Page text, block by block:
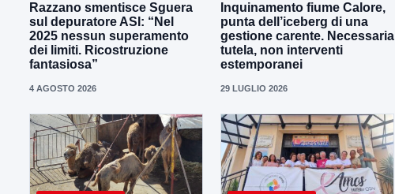
Razzano smentisce Sguera
sul depuratore ASI: “Nel
2025 nessun superamento
dei limiti. Ricostruzione
fantasiosa”
4 AGOSTO 2026
Inquinamento fiume Calore,
punta dell’iceberg di una
gestione carente. Necessaria
tutela, non interventi
estemporanei
29 LUGLIO 2026